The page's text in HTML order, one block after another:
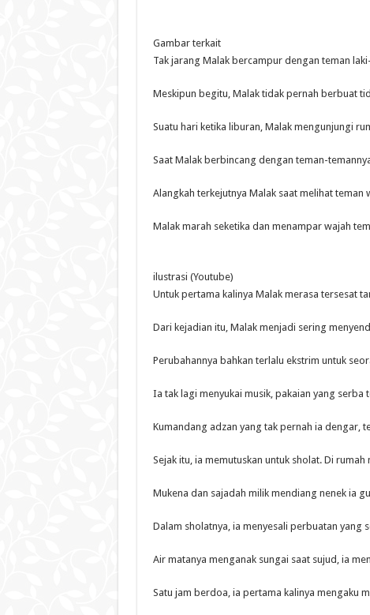
Gambar terkait
Tak jarang Malak bercampur dengan teman
Meskipun begitu, Malak tidak pernah berbuat
Suatu hari ketika liburan, Malak mengunjungi
Saat Malak berbincang dengan teman-
Alangkah terkejutnya Malak saat melihat
Malak marah seketika dan menampar wajah
ilustrasi (Youtube)
Untuk pertama kalinya Malak merasa tersesat
Dari kejadian itu, Malak menjadi sering
Perubahannya bahkan terlalu ekstrim untuk
Ia tak lagi menyukai musik, pakaian yang
Kumandang adzan yang tak pernah ia dengar,
Sejak itu, ia memutuskan untuk sholat. Di
Mukena dan sajadah milik mendiang nenek ia
Dalam sholatnya, ia menyesali perbuatan yang
Air matanya menganak sungai saat sujud, ia
Satu jam berdoa, ia pertama kalinya mengaku